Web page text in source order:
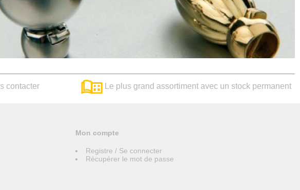
contacter Le plus grand assortiment avec un stock permanent
Mon compte
Registre / Se connecter
Récupérer le mot de passe